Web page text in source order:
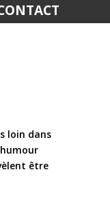
loin dans
être